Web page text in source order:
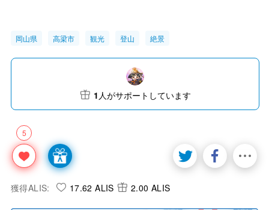
岡山県 高梁市 観光 登山 絶景
5
1 人がサポートしています
獲得ALIS: 17.62 ALIS 2.00 ALIS